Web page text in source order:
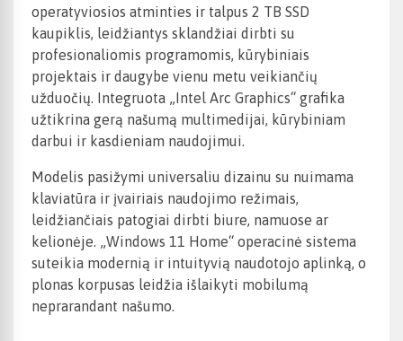
operatyviosios atminties ir talpus 2 TB SSD
kaupiklis, leidžiantys sklandžiai dirbti su
profesionaliomis programomis, kūrybiniais
projektais ir daugybe vienu metu veikiančių
užduočių. Integruota „Intel Arc Graphics“ grafika
užtikrina gerą našumą multimedijai, kūrybiniam
darbui ir kasdieniam naudojimui.
Modelis pasižymi universaliu dizainu su nuimama
klaviatūra ir įvairiais naudojimo režimais,
leidžiančiais patogiai dirbti biure, namuose ar
kelionėje. „Windows 11 Home“ operacinė sistema
suteikia modernią ir intuityvią naudotojo aplinką, o
plonas korpusas leidžia išlaikyti mobilumą
neprarandant našumo.